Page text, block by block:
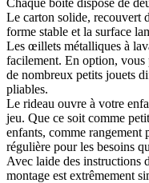
Le carton solide, recouvert
forme stable et la surface
Les œillets métalliques à
facilement. En option, vous
de nombreux petits jouets
pliables.
Le rideau ouvre à votre
jeu. Que ce soit comme
enfants, comme rangement
régulière pour les besoins
Avec laide des instructions
montage est extrêmement